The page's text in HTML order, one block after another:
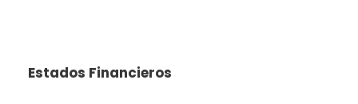
Estados Financieros